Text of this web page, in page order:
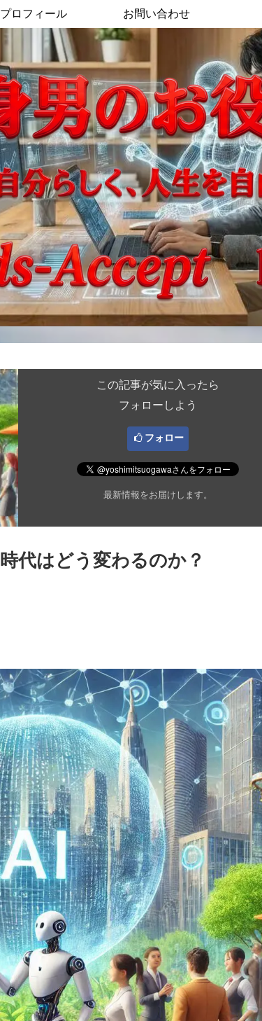
ロフィール お問い合わせ
この記事が気に入ったら
フォローしよう
フォロー
最新情報をお届けします。
代はどう変わるのか？